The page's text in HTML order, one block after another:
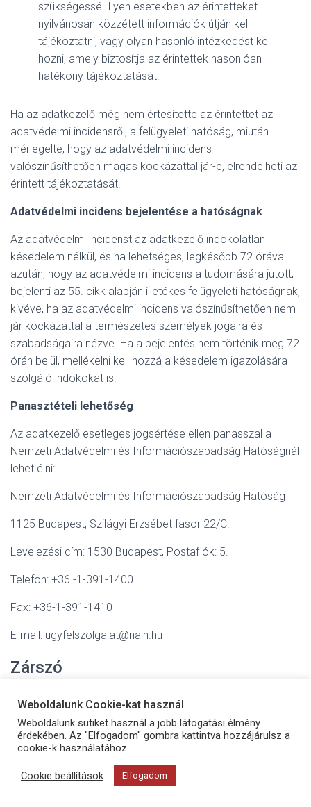
szükségessé. Ilyen esetekben az érintetteket
nyilvánosan közzétett információk útján kell
tájékoztatni, vagy olyan hasonló intézkedést kell
hozni, amely biztosítja az érintettek hasonlóan
hatékony tájékoztatását.
Ha az adatkezelő még nem értesítette az érintettet az
adatvédelmi incidensről, a felügyeleti hatóság, miután
mérlegelte, hogy az adatvédelmi incidens
valószínűsíthetően magas kockázattal jár-e, elrendelheti az
érintett tájékoztatását.
Adatvédelmi incidens bejelentése a hatóságnak
Az adatvédelmi incidenst az adatkezelő indokolatlan
késedelem nélkül, és ha lehetséges, legkésőbb 72 órával
azután, hogy az adatvédelmi incidens a tudomására jutott,
bejelenti az 55. cikk alapján illetékes felügyeleti hatóságnak,
kivéve, ha az adatvédelmi incidens valószínűsíthetően nem
jár kockázattal a természetes személyek jogaira és
szabadságaira nézve. Ha a bejelentés nem történik meg 72
órán belül, mellékelni kell hozzá a késedelem igazolására
szolgáló indokokat is.
Panasztételi lehetőség
Az adatkezelő esetleges jogsértése ellen panasszal a
Nemzeti Adatvédelmi és Információszabadság Hatóságnál
lehet élni:
Nemzeti Adatvédelmi és Információszabadság Hatóság
1125 Budapest, Szilágyi Erzsébet fasor 22/C.
Levelezési cím: 1530 Budapest, Postafiók: 5.
Telefon: +36 -1-391-1400
Fax: +36-1-391-1410
E-mail: ugyfelszolgalat@naih.hu
Zárszó
A tájékoztató elkészítése során figyelemmel voltunk az
alábbi jogszabályokra:
A természetes személyeknek a személyes adatok
kezelése tekintetében történő védelméről és az ilyen
adatok szabad áramlásáról, valamint a 95/46/EK
Weboldalunk Cookie-kat használ
Weboldalunk sütiket használ a jobb látogatási élmény
érdekében. Az "Elfogadom" gombra kattintva hozzájárulsz a
cookie-k használatához.
Cookie beállítások Elfogadom